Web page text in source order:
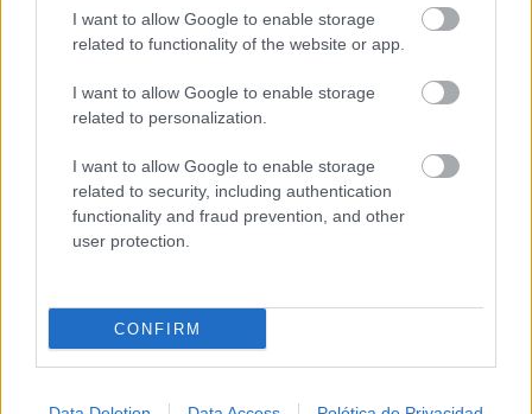
I want to allow Google to enable storage
related to functionality of the website or app.
I want to allow Google to enable storage
related to personalization.
I want to allow Google to enable storage
related to security, including authentication
functionality and fraud prevention, and other
user protection.
CONFIRM
07/08/2026
Programación de la Feria y
Fiestas de Tomelloso 2026